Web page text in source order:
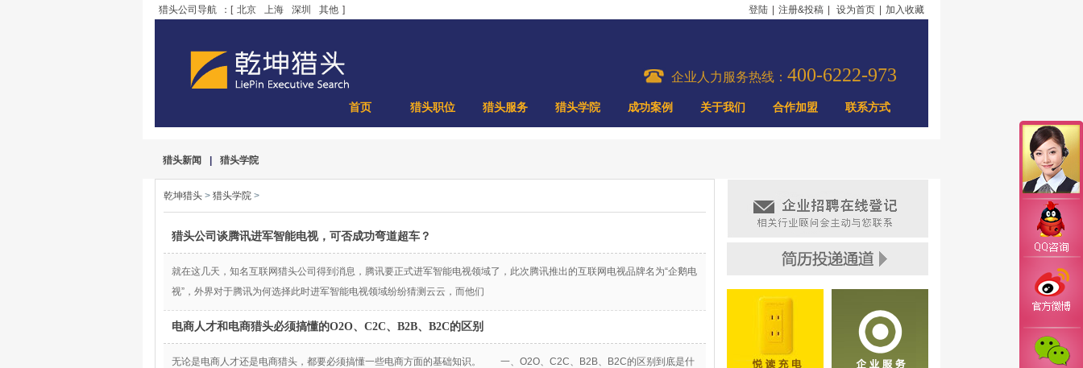
猎头公司导航 ：[ 北京 上海 深圳 其他 ] 登陆 注册&投稿 设为首页 加入收藏
企业人力服务热线： 400-6222-973
首页 猎头职位 猎头服务 猎头学院 成功案例 关于我们 合作加盟 联系方式
猎头新闻 猎头学院
乾坤猎头 > 猎头学院 >
猎头公司谈腾讯进军智能电视，可否成功弯道超车？
就在这几天，知名互联网猎头公司得到消息，腾讯要正式进军智能电视领域了，此次腾讯推出的互联网电视品牌名为“企鹅电
视”，外界对于腾讯为何选择此时进军智能电视领域纷纷猜测云云，而他们
电商人才和电商猎头必须搞懂的O2O、C2C、B2B、B2C的区别
无论是电商人才还是电商猎头，都要必须搞懂一些电商方面的基础知识。 一、O2O、C2C、B2B、B2C的区别到底是什